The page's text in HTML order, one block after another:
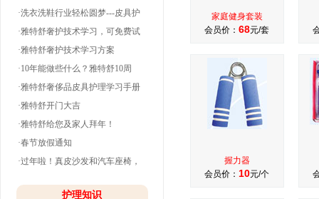
家
·洗衣洗鞋行业轻松圆梦---皮具护
理
·雅特舒奢护技术学习，可免费试
学并分期付款
·雅特舒奢护技术学习方案
·10年能做些什么？雅特舒10周
年。
·雅特舒奢侈品皮具护理学习手册
·雅特舒开门大吉
·雅特舒给您及家人拜年！
·春节放假通知
·过年啦！真皮沙发和汽车座椅，
护理知识
家庭健身套装
会员价： 68元/套
握力器
会员价： 10元/个